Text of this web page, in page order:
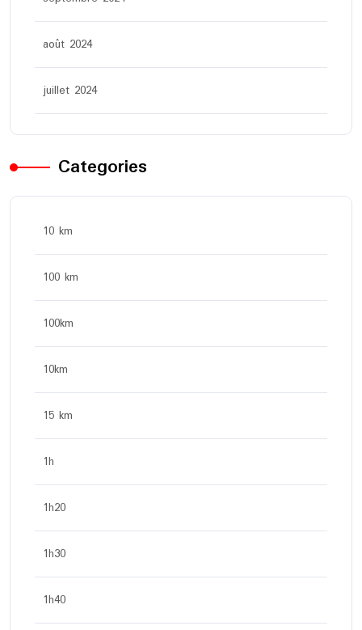
août 2024
juillet 2024
Categories
10 km
100 km
100km
10km
15 km
1h
1h20
1h30
1h40